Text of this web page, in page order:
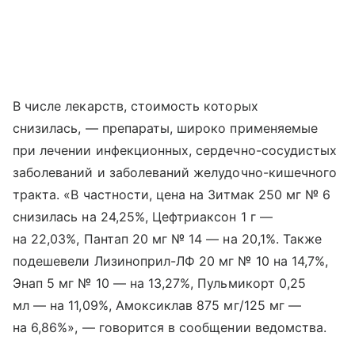
В числе лекарств, стоимость которых
снизилась, — препараты, широко применяемые
при лечении инфекционных, сердечно-сосудистых
заболеваний и заболеваний желудочно-кишечного
тракта. «В частности, цена на Зитмак 250 мг № 6
снизилась на 24,25%, Цефтриаксон 1 г —
на 22,03%, Пантап 20 мг № 14 — на 20,1%. Также
подешевели Лизиноприл-ЛФ 20 мг № 10 на 14,7%,
Энап 5 мг № 10 — на 13,27%, Пульмикорт 0,25
мл — на 11,09%, Амоксиклав 875 мг/125 мг —
на 6,86%», — говорится в сообщении ведомства.